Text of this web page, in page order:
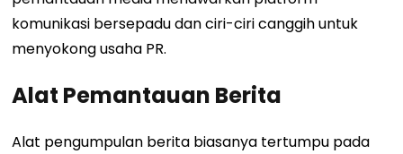
komunikasi bersepadu dan ciri-ciri canggih untuk
menyokong usaha PR.
Alat Pemantauan Berita
Alat pengumpulan berita biasanya tertumpu pada